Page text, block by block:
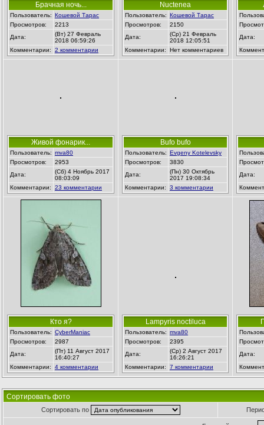
Брачная ночь...
Пользователь: Кошевой Тарас
Просмотров:
2213
Дата:
(Вт) 27 Февраль
2018 06:59:26
Комментарии:
2 комментарии
Nuctenea
Пользователь: Кошевой Тарас
Просмотров:
2150
Дата:
(Ср) 21 Февраль
2018 12:05:51
Комментарии:
Нет комментариев
Дата:
Живой фонарик...
Пользователь: mva80
Просмотров:
2953
Дата:
(Сб) 4 Ноябрь 2017
08:03:09
Комментарии:
23 комментарии
Bufo bufo
Пользователь: Evgeny Kotelevsky
Просмотров:
3830
Дата:
(Пн) 30 Октябрь
2017 19:08:34
Комментарии:
3 комментарии
Дата:
Кто я?
Пользователь: CyberManiac
Просмотров:
2987
Дата:
(Пт) 11 Август 2017
16:40:27
Комментарии:
4 комментарии
Lampyris noctiluca
Пользователь: mva80
Просмотров:
2395
Дата:
(Ср) 2 Август 2017
16:26:21
Комментарии:
7 комментарии
Дата:
Сортировать фото
Сортировать по